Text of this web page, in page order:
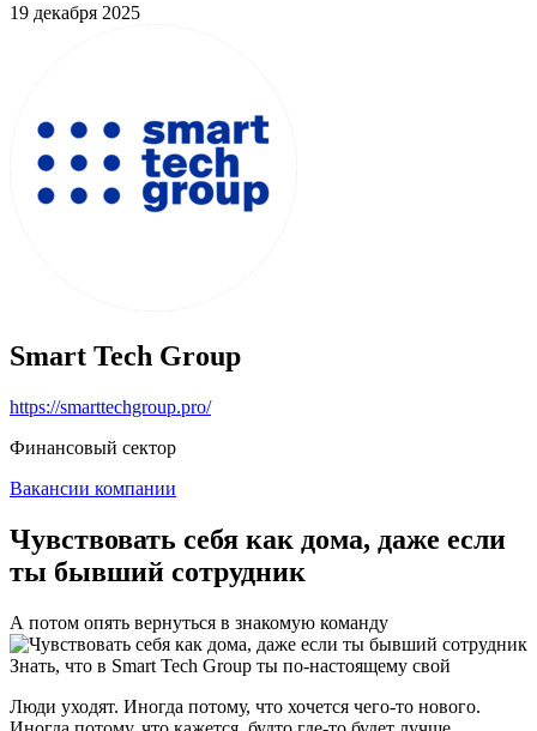
19 декабря 2025
Smart Tech Group
https://smarttechgroup.pro/
Финансовый сектор
Вакансии компании
Чувствовать себя как дома, даже если
ты бывший сотрудник
А потом опять вернуться в знакомую команду
Знать, что в Smart Tech Group ты по-настоящему свой
Люди уходят. Иногда потому, что хочется чего-то нового.